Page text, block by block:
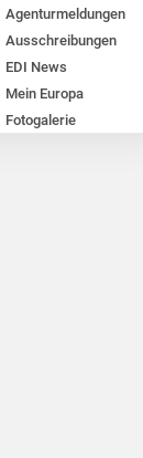
Agenturmeldungen
Ausschreibungen
EDI News
Mein Europa
Fotogalerie